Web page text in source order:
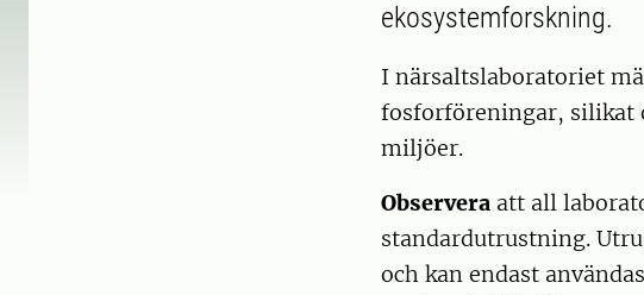
ekosystemforskning.
I närsaltslaboratoriet
fosforföreningar, silikat
miljöer.
Observera att all
standardutrustning.
och kan endast